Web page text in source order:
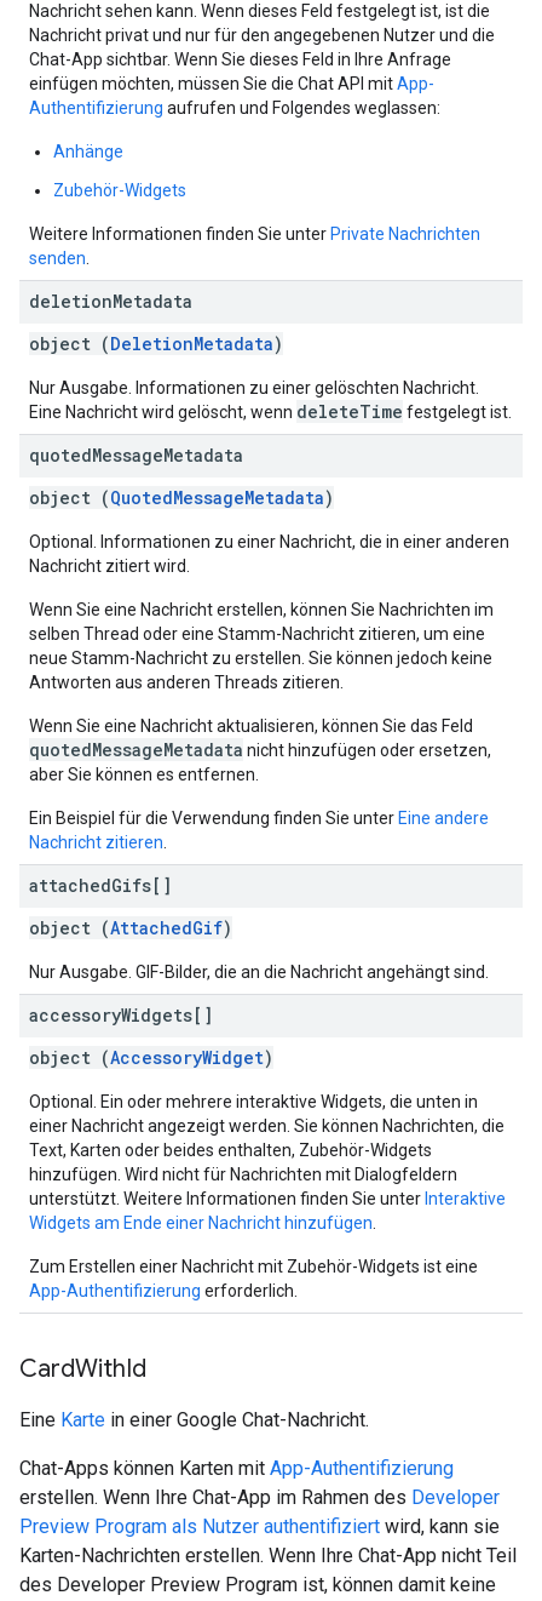
Nachricht sehen kann. Wenn dieses Feld festgelegt ist, ist die
Nachricht privat und nur für den angegebenen Nutzer und die
Chat-App sichtbar. Wenn Sie dieses Feld in Ihre Anfrage
einfügen möchten, müssen Sie die Chat API mitApp-
Authentifizierung aufrufen und Folgendes weglassen:
Anhänge
Zubehör-Widgets
Weitere Informationen finden Sie unter Private Nachrichten
senden
deletionMetadata
object (DeletionMetadata)
Nur Ausgabe. Informationen zu einer gelöschten Nachricht.
Eine Nachricht wird gelöscht, wenn deleteTime festgelegt ist.
quotedMessageMetadata
object (QuotedMessageMetadata)
Optional. Informationen zu einer Nachricht, die in einer anderen
Nachricht zitiert wird.
Wenn Sie eine Nachricht erstellen, können Sie Nachrichten im
selben Thread oder eine Stamm-Nachricht zitieren, um eine
neue Stamm-Nachricht zu erstellen. Sie können jedoch keine
Antworten aus anderen Threads zitieren.
Wenn Sie eine Nachricht aktualisieren, können Sie das Feld
quotedMessageMetadata nicht hinzufügen oder ersetzen,
aber Sie können es entfernen.
Ein Beispiel für die Verwendung finden Sie unter Eine andere
Nachricht zitieren
attachedGifs[]
object (AttachedGif)
Nur Ausgabe. GIF-Bilder, die an die Nachricht angehängt sind.
accessoryWidgets[]
object (AccessoryWidget)
Optional. Ein oder mehrere interaktive Widgets, die unten in
einer Nachricht angezeigt werden. Sie können Nachrichten, die
Text, Karten oder beides enthalten, Zubehör-Widgets
hinzufügen. Wird nicht für Nachrichten mit Dialogfeldern
unterstützt. Weitere Informationen finden Sie unter Interaktive
Widgets am Ende einer Nachricht hinzufügen
Zum Erstellen einer Nachricht mit Zubehör-Widgets ist eine
App-Authentifizierung erforderlich.
CardWithId
Eine Karte in einer Google Chat-Nachricht.
Chat-Apps können Karten mit App-Authentifizierung
erstellen. Wenn Ihre Chat-App im Rahmen des Developer
Preview Program als Nutzer authentifiziert wird, kann sie
Karten-Nachrichten erstellen. Wenn Ihre Chat-App nicht Teil
des Developer Preview Program ist, können damit keine